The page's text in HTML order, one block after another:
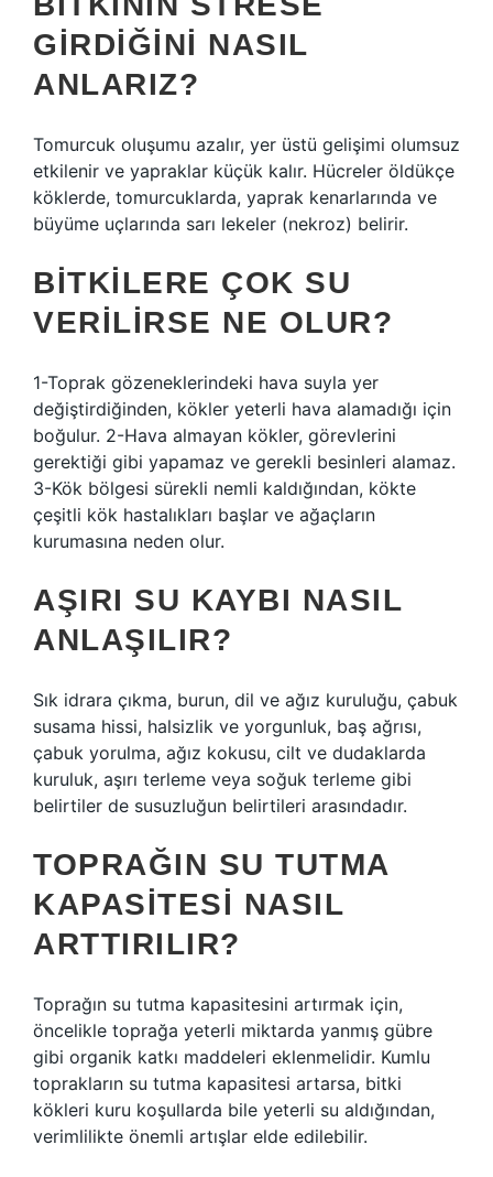
GIRDIĞINI NASIL
ANLARIZ?
Tomurcuk oluşumu azalır, yer üstü gelişimi olumsuz
etkilenir ve yapraklar küçük kalır. Hücreler öldükçe
köklerde, tomurcuklarda, yaprak kenarlarında ve
büyüme uçlarında sarı lekeler (nekroz) belirir.
BITKILERE ÇOK SU
VERILIRSE NE OLUR?
1-Toprak gözeneklerindeki hava suyla yer
değiştirdiğinden, kökler yeterli hava alamadığı için
boğulur. 2-Hava almayan kökler, görevlerini
gerektiği gibi yapamaz ve gerekli besinleri alamaz.
3-Kök bölgesi sürekli nemli kaldığından, kökte
çeşitli kök hastalıkları başlar ve ağaçların
kurumasına neden olur.
AŞIRI SU KAYBI NASIL
ANLAŞILIR?
Sık idrara çıkma, burun, dil ve ağız kuruluğu, çabuk
susama hissi, halsizlik ve yorgunluk, baş ağrısı,
çabuk yorulma, ağız kokusu, cilt ve dudaklarda
kuruluk, aşırı terleme veya soğuk terleme gibi
belirtiler de susuzluğun belirtileri arasındadır.
TOPRAĞIN SU TUTMA
KAPASITESI NASIL
ARTTIRILIR?
Toprağın su tutma kapasitesini artırmak için,
öncelikle toprağa yeterli miktarda yanmış gübre
gibi organik katkı maddeleri eklenmelidir. Kumlu
toprakların su tutma kapasitesi artarsa, bitki
kökleri kuru koşullarda bile yeterli su aldığından,
verimlilikte önemli artışlar elde edilebilir.